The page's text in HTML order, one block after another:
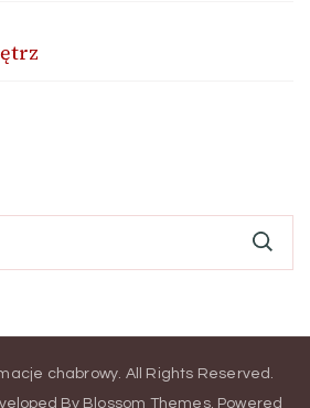
chabrowy. All Rights Reserved.
By Blossom Themes. Powered